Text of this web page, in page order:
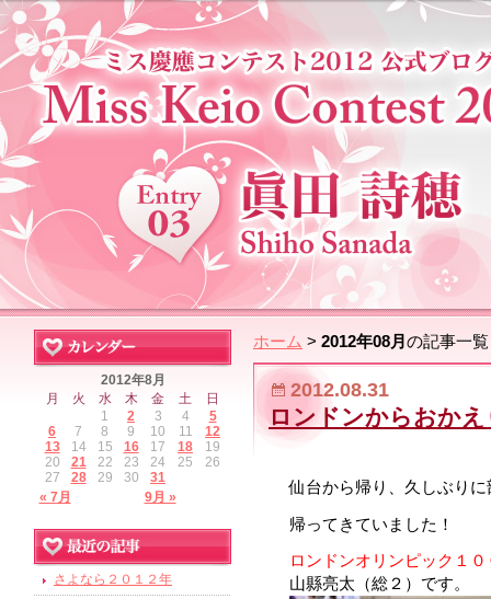
ホーム > 2012年08月 の記事一覧
2012.08.31
ロンドンからおか
仙台から帰り、久しぶり
帰ってきていました！
ロンドンオリンピック１
山縣亮太（総２）です。
2012年8月
月
火 水 木 金 土 日
« 7月 9月 »
1 2 3 4
5
6
7 8 9 10 11
12
13
14 15 16 17 18
19
20
21 22 23 24 25
26
27
28 29 30 31
さよなら２０１２年